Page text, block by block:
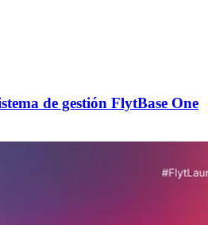
de gestión FlytBase One